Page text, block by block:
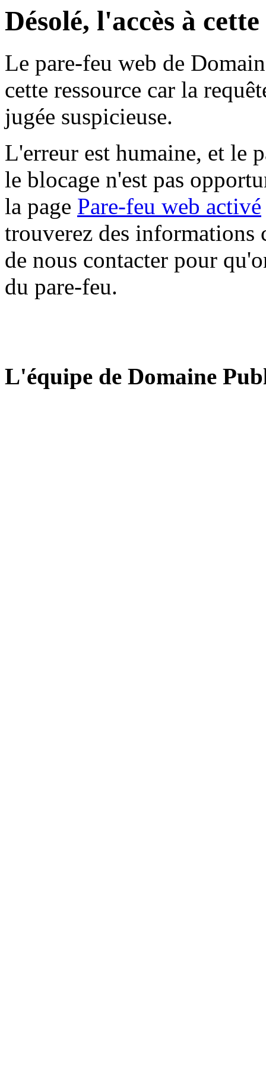
Désolé, l'accès à
Le pare-feu web de
cette ressource car la
jugée suspicieuse.
L'erreur est humaine, et le
le blocage n'est pas
la page Pare-feu web activé
trouverez des informations
de nous contacter pour
du pare-feu.
L'équipe de Domaine